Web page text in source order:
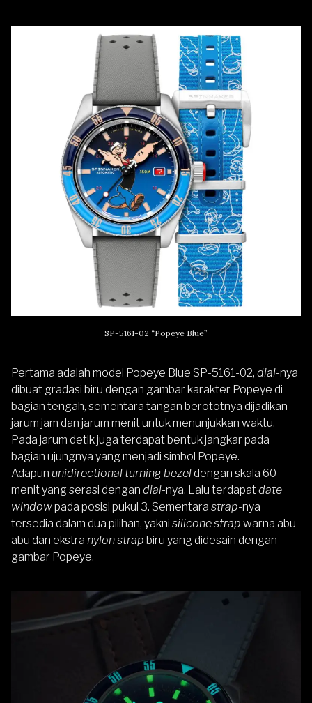
SP-5161-02 “Popeye Blue”
Pertama adalah model Popeye Blue SP-5161-02, dial-nya
dibuat gradasi biru dengan gambar karakter Popeye di
bagian tengah, sementara tangan berototnya dijadikan
jarum jam dan jarum menit untuk menunjukkan waktu.
Pada jarum detik juga terdapat bentuk jangkar pada
bagian ujungnya yang menjadi simbol Popeye.
Adapun unidirectional turning bezeldengan skala 60
menit yang serasi dengan dial-nya. Lalu terdapatdate
windowpada posisi pukul 3. Sementara strap-nya
tersedia dalam dua pilihan, yakni silicone strap warna abu-
abu dan ekstra nylon strap biru yang didesain dengan
gambar Popeye.